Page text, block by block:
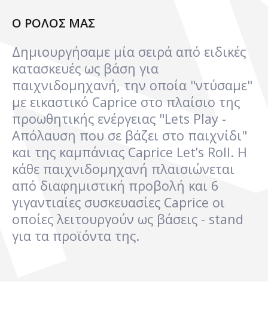
Ο ΡΟΛΟΣ ΜΑΣ
Δημιουργήσαμε μία σειρά από ειδικές
κατασκευές ως βάση για
παιχνιδομηχανή, την οποία "ντύσαμε"
με εικαστικό Caprice στο πλαίσιο της
προωθητικής ενέργειας "Lets Play -
Απόλαυση που σε βάζει στο παιχνίδι"
και της καμπάνιας Caprice Let’s Roll. Η
κάθε παιχνιδομηχανή πλαισιώνεται
από διαφημιστική προβολή και 6
γιγαντιαίες συσκευασίες Caprice οι
οποίες λειτουργούν ως βάσεις - stand
για τα προϊόντα της.